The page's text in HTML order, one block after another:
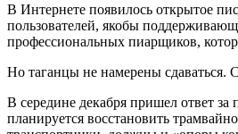
В Интернете появилось открытое
пользователей, якобы
профессиональных пиарщиков,
Но таганцы не намерены сдаваться.
В середине декабря пришел ответ
планируется восстановить